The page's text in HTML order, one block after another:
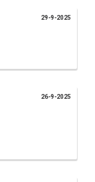
29-9-2025
26-9-2025